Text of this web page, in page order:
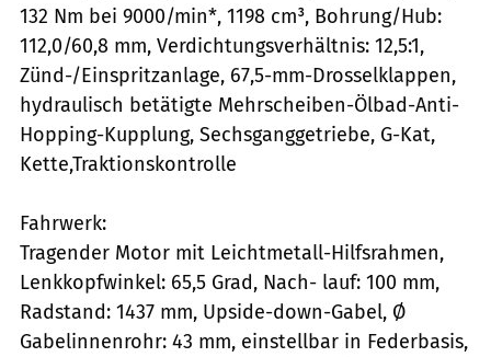
132 Nm bei 9000/min*, 1198 cm³, Bohrung/Hub:
112,0/60,8 mm, Verdichtungsverhältnis: 12,5:1,
Zünd-/Einspritzanlage, 67,5-mm-Drosselklappen,
hydraulisch betätigte Mehrscheiben-Ölbad-Anti-
Hopping-Kupplung, Sechsganggetriebe, G-Kat,
Kette,Traktionskontrolle
Fahrwerk:
Tragender Motor mit Leichtmetall-Hilfsrahmen,
Lenkkopfwinkel: 65,5 Grad, Nach- lauf: 100 mm,
Radstand: 1437 mm, Upside-down-Gabel, Ø
Gabelinnenrohr: 43 mm, einstellbar in Federbasis,